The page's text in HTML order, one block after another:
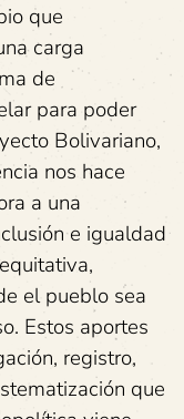
que
carga
de
para poder
Bolivariano,
nos hace
a una
e igualdad
el pueblo sea
Estos aportes
registro,
que